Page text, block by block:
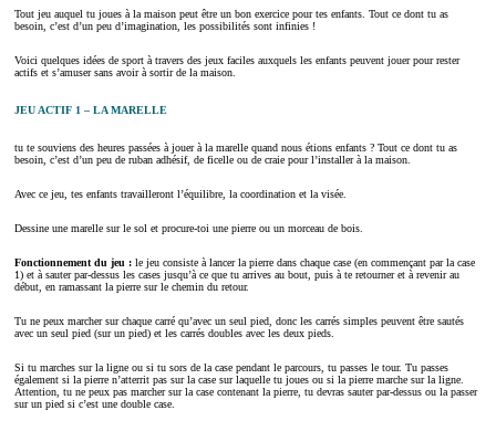
Tout jeu auquel tu joues à la maison peut être un bon exercice pour tes enfants. Tout ce dont tu as
besoin, c’est d’un peu d’imagination, les possibilités sont infinies !
Voici quelques idées de sport à travers des jeux faciles auxquels les enfants peuvent jouer pour rester
actifs et s’amuser sans avoir à sortir de la maison.
JEU ACTIF 1 – LA MARELLE
tu te souviens des heures passées à jouer à la marelle quand nous étions enfants ? Tout ce dont tu as
besoin, c’est d’un peu de ruban adhésif, de ficelle ou de craie pour l’installer à la maison.
Avec ce jeu, tes enfants travailleront l’équilibre, la coordination et la visée.
Dessine une marelle sur le sol et procure-toi une pierre ou un morceau de bois.
Fonctionnement du jeu : le jeu consiste à lancer la pierre dans chaque case (en commençant par la case
1) et à sauter par-dessus les cases jusqu’à ce que tu arrives au bout, puis à te retourner et à revenir au
début, en ramassant la pierre sur le chemin du retour.
Tu ne peux marcher sur chaque carré qu’avec un seul pied, donc les carrés simples peuvent être sautés
avec un seul pied (sur un pied) et les carrés doubles avec les deux pieds.
Si tu marches sur la ligne ou si tu sors de la case pendant le parcours, tu passes le tour. Tu passes
également si la pierre n’atterrit pas sur la case sur laquelle tu joues ou si la pierre marche sur la ligne.
Attention, tu ne peux pas marcher sur la case contenant la pierre, tu devras sauter par-dessus ou la passer
sur un pied si c’est une double case.